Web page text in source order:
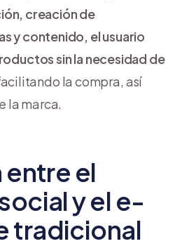
creación de
y contenido, el usuario
sin la necesidad de
la compra, así
la marca.
el
y el e-
tradicional